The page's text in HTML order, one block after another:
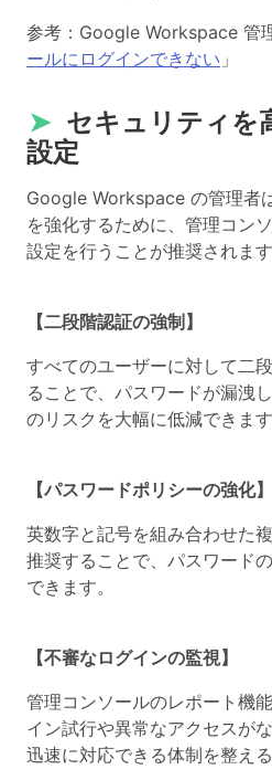
参考：Google Workspace 管
ールにログインできない 」
➤ セキュリティを
設定
Google Workspace の管理者
を強化するために、管理コン
設定を行うことが推奨されます
【二段階認証の強制】
すべてのユーザーに対して二
ることで、パスワードが漏洩
のリスクを大幅に低減できます
【パスワードポリシーの強化】
英数字と記号を組み合わせた
推奨することで、パスワード
できます。
【不審なログインの監視】
管理コンソールのレポート機
イン試行や異常なアクセスが
迅速に対応できる体制を整え